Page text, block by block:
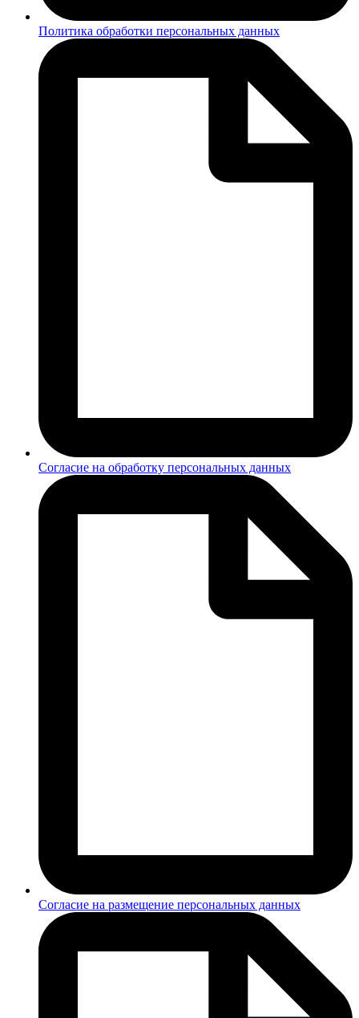
Политика обработки персональных данных
Согласие на обработку персональных данных
Согласие на размещение персональных данных